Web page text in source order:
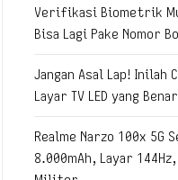
Verifikasi Biometrik
Bisa Lagi Pake Nomor
Jangan Asal Lap! Inilah
Layar TV LED yang
Realme Narzo 100x 5G
8.000mAh, Layar